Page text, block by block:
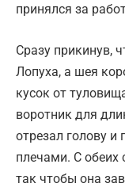
принялся за
Сразу прикинув,
Лопуха, а шея
кусок от
воротник для
отрезал голову
плечами. С обеих
так чтобы она